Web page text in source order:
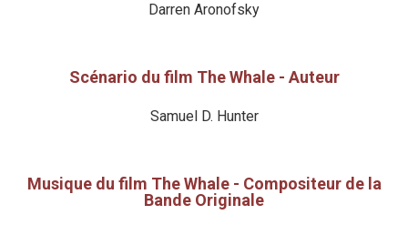
Darren Aronofsky
Scénario du film The Whale - Auteur
Samuel D. Hunter
Musique du film The Whale - Compositeur de la
Bande Originale